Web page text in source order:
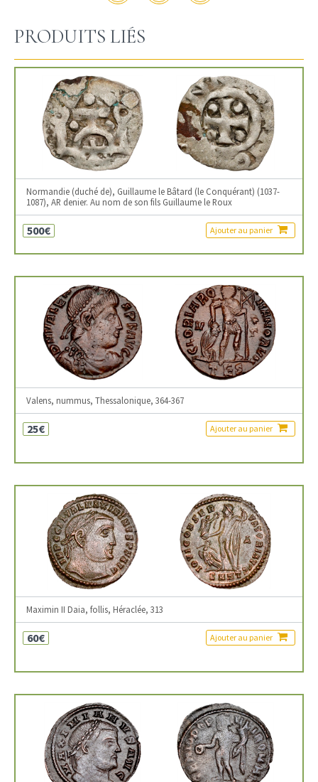
PRODUITS LIÉS
Normandie (duché de), Guillaume le Bâtard (le Conquérant) (1037-
1087), AR denier. Au nom de son fils Guillaume le Roux
500€ Ajouter au panier
Valens, nummus, Thessalonique, 364-367
25€ Ajouter au panier
Maximin II Daia, follis, Héraclée, 313
60€ Ajouter au panier